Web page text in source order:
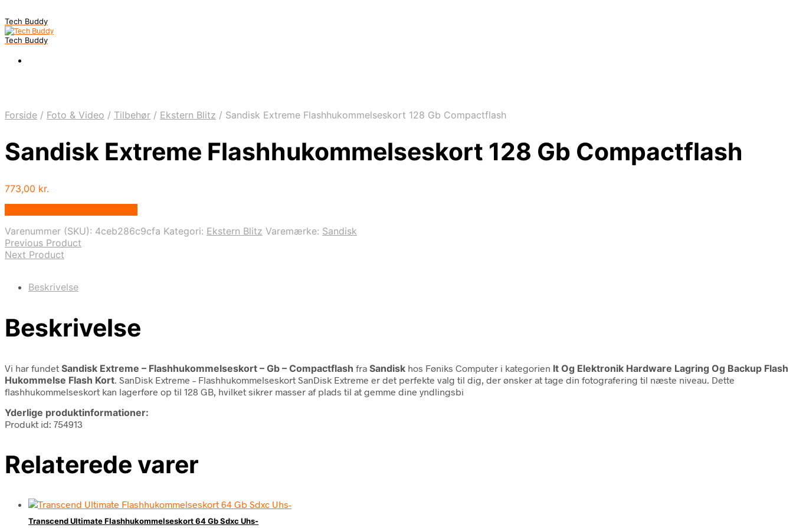
Tech Buddy
Tech Buddy
Forside / Foto & Video / Tilbehør / Ekstern Blitz / Sandisk Extreme Flashhukommelseskort 128 Gb Compactflash
Sandisk Extreme Flashhukommelseskort 128 Gb Compactflash
773,00 kr.
Varenummer (SKU): 4ceb286c9cfa Kategori: Ekstern Blitz Varemærke: Sandisk
Previous Product
Next Product
Beskrivelse
Beskrivelse
Vi har fundet Sandisk Extreme – Flashhukommelseskort – Gb – Compactflash fra Sandisk hos Føniks Computer i kategorien It Og Elektronik Hardware Lagring Og Backup Flash
Hukommelse Flash Kort . SanDisk Extreme – Flashhukommelseskort SanDisk Extreme er det perfekte valg til dig, der ønsker at tage din fotografering til næste niveau. Dette
flashhukommelseskort kan lagerføre op til 128 GB, hvilket sikrer masser af plads til at gemme dine yndlingsbi
Yderlige produktinformationer:
Produkt id: 754913
Relaterede varer
Transcend Ultimate Flashhukommelseskort 64 Gb Sdxc Uhs-